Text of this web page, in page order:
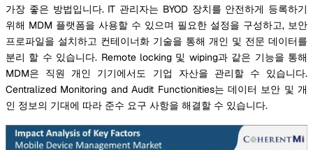
가장 좋은 방법입니다. IT 관리자는 BYOD 장치를 안전하게 등록하기
위해 MDM 플랫폼을 사용할 수 있으며 필요한 설정을 구성하고, 보안
프로파일을 설치하고 컨테이너화 기술을 통해 개인 및 전문 데이터를
분리 할 수 있습니다. Remote locking 및 wiping과 같은 기능을 통해
MDM은 직원 개인 기기에서도 기업 자산을 관리할 수 있습니다.
Centralized Monitoring and Audit Functionities는 데이터 보안 및 개
인 정보의 기대에 따라 준수 요구 사항을 해결할 수 있습니다.